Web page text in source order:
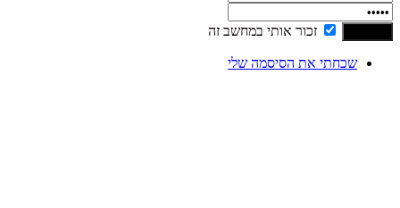
זכור אותי במחשב זה
שכחתי את הסיסמה שלי